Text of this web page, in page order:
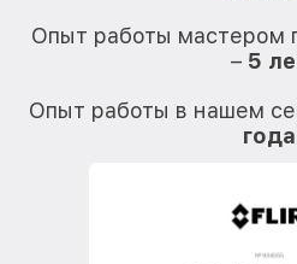
Опыт работы мастером
– 5
Опыт работы в нашем
года